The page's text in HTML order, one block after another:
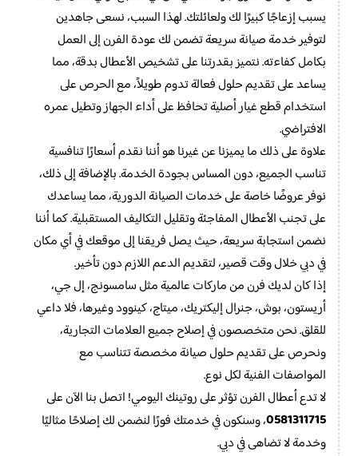
يسبب إزعاجًا كبيرًا لك ولعائلتك. لهذا السبب، نسعى جاهدين
لتوفير خدمة صيانة سريعة تضمن لك عودة الفرن إلى العمل
بكامل كفاءته. نتميز بقدرتنا على تشخيص الأعطال بدقة، مما
يساعد على تقديم حلول فعالة تدوم طويلاً، مع الحرص على
استخدام قطع غيار أصلية تحافظ على أداء الجهاز وتطيل عمره
الافتراضي.
علاوة على ذلك ما يميزنا عن غيرنا هو أننا نقدم أسعارًا تنافسية
تناسب الجميع، دون المساس بجودة الخدمة. بالإضافة إلى ذلك،
نوفر عروضًا خاصة على خدمات الصيانة الدورية، مما يساعدك
على تجنب الأعطال المفاجئة وتقليل التكاليف المستقبلية. كما أننا
نضمن استجابة سريعة، حيث يصل فريقنا إلى موقعك في أي مكان
في دبي خلال وقت قصير، لتقديم الدعم اللازم دون تأخير.
إذا كان لديك فرن من ماركات عالمية مثل سامسونج، إل جي،
أريستون، بوش، جنرال إليكتريك، ميتاج، كينوود وغيرها، فلا داعي
للقلق. نحن متخصصون في إصلاح جميع العلامات التجارية،
ونحرص على تقديم حلول صيانة مخصصة تتناسب مع
المواصفات الفنية لكل نوع.
لا تدع أعطال الفرن تؤثر على روتينك اليومي! اتصل بنا الآن على
0581311715، وسنكون في خدمتك فورًا لنضمن لك إصلاحًا مثاليًا
وخدمة لا تضاهى في دبي.